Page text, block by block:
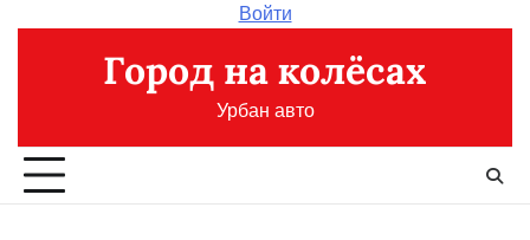
содержимому
Войти
Город на колёсах
Урбан авто